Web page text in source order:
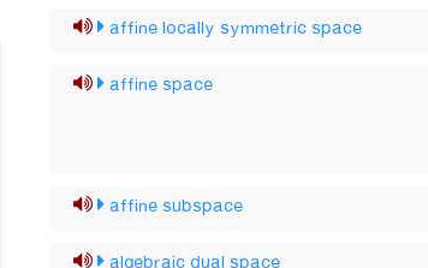
affine locally symmetric space
affine space
affine subspace